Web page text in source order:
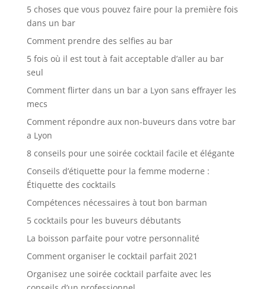
5 choses que vous pouvez faire pour la première fois
dans un bar
Comment prendre des selfies au bar
5 fois où il est tout à fait acceptable d’aller au bar
seul
Comment flirter dans un bar a Lyon sans effrayer les
mecs
Comment répondre aux non-buveurs dans votre bar
a Lyon
8 conseils pour une soirée cocktail facile et élégante
Conseils d’étiquette pour la femme moderne :
Étiquette des cocktails
Compétences nécessaires à tout bon barman
5 cocktails pour les buveurs débutants
La boisson parfaite pour votre personnalité
Comment organiser le cocktail parfait 2021
Organisez une soirée cocktail parfaite avec les